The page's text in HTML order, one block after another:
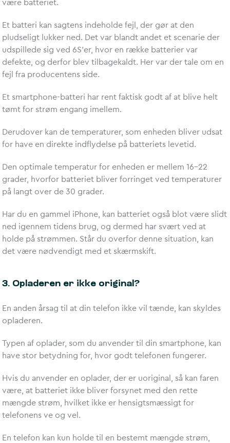
være batteriet.
Et batteri kan sagtens indeholde fejl, der gør at den
pludseligt lukker ned. Det var blandt andet et scenarie der
udspillede sig ved 6S’er, hvor en række batterier var
defekte, og derfor blev tilbagekaldt. Her var der tale om en
fejl fra producentens side.
Et smartphone-batteri har rent faktisk godt af at blive helt
tømt for strøm engang imellem.
Derudover kan de temperaturer, som enheden bliver udsat
for have en direkte indflydelse på batteriets levetid.
Den optimale temperatur for enheden er mellem 16-22
grader, hvorfor batteriet bliver forringet ved temperaturer
på langt over de 30 grader.
Har du en gammel iPhone, kan batteriet også blot være slidt
ned igennem tidens brug, og dermed har svært ved at
holde på strømmen. Står du overfor denne situation, kan
det være nødvendigt med et skærmskift.
3. Opladeren er ikke original?
En anden årsag til at din telefon ikke vil tænde, kan skyldes
opladeren.
Typen af oplader, som du anvender til din smartphone, kan
have stor betydning for, hvor godt telefonen fungerer.
Hvis du anvender en oplader, der er uoriginal, så kan faren
være, at batteriet ikke bliver forsynet med den rette
mængde strøm, hvilket ikke er hensigtsmæssigt for
telefonens ve og vel.
En telefon kan kun holde til en bestemt mængde strøm,